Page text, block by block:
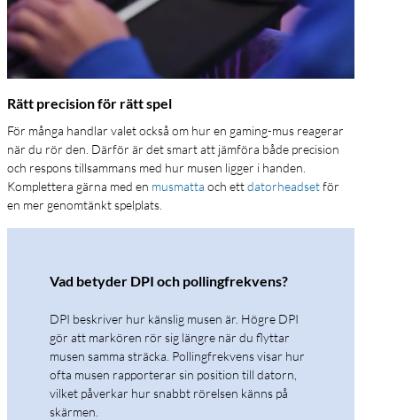
Rätt precision för rätt spel
För många handlar valet också om hur en gaming-mus reagerar
när du rör den. Därför är det smart att jämföra både precision
och respons tillsammans med hur musen ligger i handen.
Komplettera gärna med en musmatta och ettdatorheadsetför
en mer genomtänkt spelplats.
Vad betyder DPI och pollingfrekvens?
DPI beskriver hur känslig musen är. Högre DPI
gör att markören rör sig längre när du flyttar
musen samma sträcka. Pollingfrekvens visar hur
ofta musen rapporterar sin position till datorn,
vilket påverkar hur snabbt rörelsen känns på
skärmen.